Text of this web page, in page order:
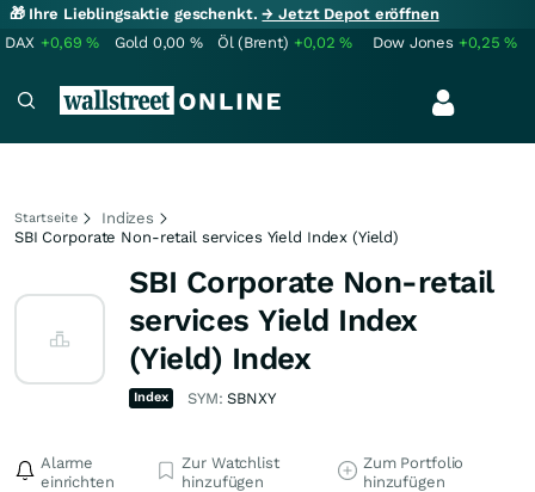
🎁 Ihre Lieblingsaktie geschenkt.→ Jetzt Depot eröffnen
DAX +0,69% Gold 0,00 % Öl (Brent) +0,02% Dow Jones +0,25%
Startseite
Indizes
SBI Corporate Non-retail services Yield Index (Yield)
SBI Corporate Non-retail
services Yield Index
(Yield) Index
Index SYM:SBNXY
Alarme
einrichten
Zur Watchlist
hinzufügen
Zum Portfolio
hinzufügen